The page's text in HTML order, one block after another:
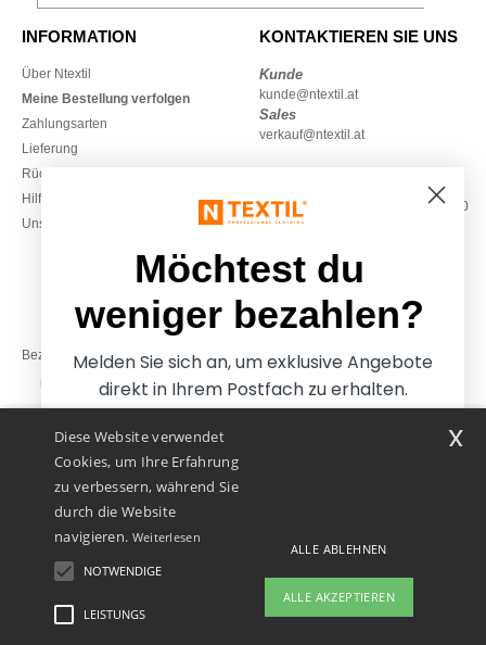
INFORMATION
Über Ntextil
Meine Bestellung verfolgen
Zahlungsarten
Lieferung
Rückerstattungen / Rückgaben
Hilfe & FAQs
Unsere Engagements
KONTAKTIEREN SIE UNS
Kunde
kunde@ntextil.at
Sales
verkauf@ntextil.at
Montag – Donnerstag: 10:00–13:00
& 14:00–17:30
Freitag: 10:00–14:00
Bezahlung mit
Unsere Paketzusteller
Diese Website verwendet
Cookies, um Ihre Erfahrung
zu verbessern, während Sie
durch die Website
navigieren. Weiterlesen
NOTWENDIGE
LEISTUNGS
ALLE ABLEHNEN
ALLE AKZEPTIEREN
x
Möchtest du
weniger bezahlen?
Melden Sie sich an, um exklusive Angebote
direkt in Ihrem Postfach zu erhalten.
Ja, ich möchte weniger
bezahlen